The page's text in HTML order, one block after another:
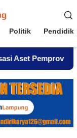
Politik
Pemprov Kian